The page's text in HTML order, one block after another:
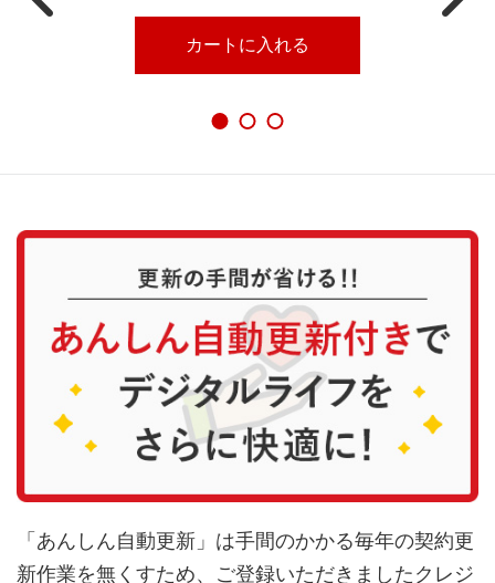
カートに入れる
「あんしん自動更新」は手間のかかる毎年の契約更
新作業を無くすため、ご登録いただきましたクレジ